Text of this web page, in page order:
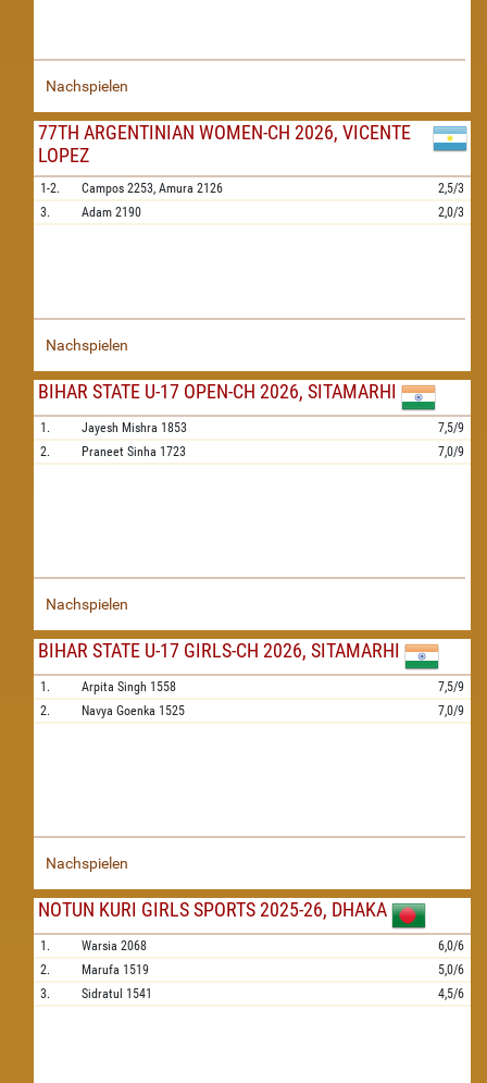
Nachspielen
77TH ARGENTINIAN WOMEN-CH 2026, VICENTE
LOPEZ
1-2. Campos 2253, Amura 2126
2,5/3
3.
Adam 2190 2,0/3
Nachspielen
BIHAR STATE U-17 OPEN-CH 2026, SITAMARHI
1. Jayesh Mishra 1853
7,5/9
2.
Praneet Sinha 1723 7,0/9
Nachspielen
BIHAR STATE U-17 GIRLS-CH 2026, SITAMARHI
1. Arpita Singh 1558
7,5/9
2.
Navya Goenka 1525 7,0/9
Nachspielen
NOTUN KURI GIRLS SPORTS 2025-26, DHAKA
1. Warsia 2068
6,0/6
2.
Marufa 1519
5,0/6
3.
Sidratul 1541 4,5/6